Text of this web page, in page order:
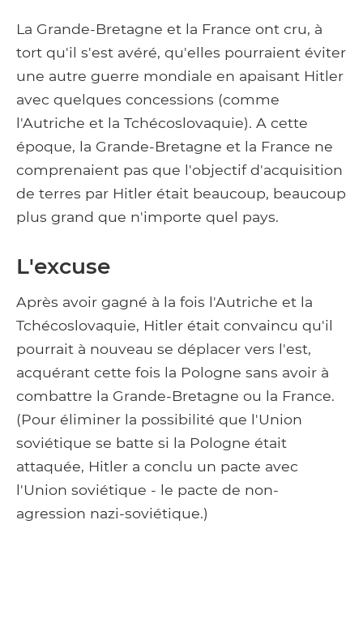
La Grande-Bretagne et la France ont cru, à
tort qu'il s'est avéré, qu'elles pourraient éviter
une autre guerre mondiale en apaisant Hitler
avec quelques concessions (comme
l'Autriche et la Tchécoslovaquie). A cette
époque, la Grande-Bretagne et la France ne
comprenaient pas que l'objectif d'acquisition
de terres par Hitler était beaucoup, beaucoup
plus grand que n'importe quel pays.
L'excuse
Après avoir gagné à la fois l'Autriche et la
Tchécoslovaquie, Hitler était convaincu qu'il
pourrait à nouveau se déplacer vers l'est,
acquérant cette fois la Pologne sans avoir à
combattre la Grande-Bretagne ou la France.
(Pour éliminer la possibilité que l'Union
soviétique se batte si la Pologne était
attaquée, Hitler a conclu un pacte avec
l'Union soviétique - le pacte de non-
agression nazi-soviétique.)